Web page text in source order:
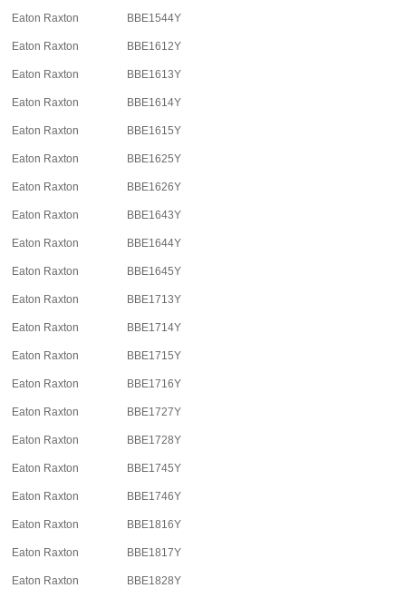
Eaton Raxton BBE1544Y
Eaton Raxton BBE1612Y
Eaton Raxton BBE1613Y
Eaton Raxton BBE1614Y
Eaton Raxton BBE1615Y
Eaton Raxton BBE1625Y
Eaton Raxton BBE1626Y
Eaton Raxton BBE1643Y
Eaton Raxton BBE1644Y
Eaton Raxton BBE1645Y
Eaton Raxton BBE1713Y
Eaton Raxton BBE1714Y
Eaton Raxton BBE1715Y
Eaton Raxton BBE1716Y
Eaton Raxton BBE1727Y
Eaton Raxton BBE1728Y
Eaton Raxton BBE1745Y
Eaton Raxton BBE1746Y
Eaton Raxton BBE1816Y
Eaton Raxton BBE1817Y
Eaton Raxton BBE1828Y